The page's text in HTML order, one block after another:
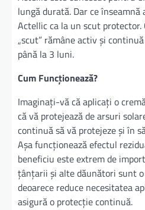
lungă durată. Dar ce
Actellic ca la un scut protector.
„scut” rămâne activ și
până la 3 luni.
Cum Funcționează?
Imaginați-vă că aplicați o
că vă protejează de arsuri
continuă să vă protejeze și în
Așa funcționează efectul
beneficiu este extrem de
țânțarii și alte dăunători sunt
deoarece reduce necesitatea
asigură o protecție continuă.